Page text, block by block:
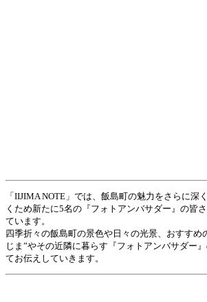
「IIJIMA NOTE」では、飯島町の魅力をさらに深
くため新たに5名の『フォトアンバサダー』の皆
ています。
四季折々の飯島町の景色や日々の光景、おすすめ
じま”やその近隣に暮らす『フォトアンバサダー
てお伝えしていきます。